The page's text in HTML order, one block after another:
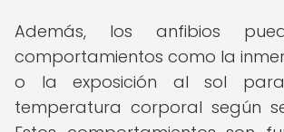
Además, los anfibios
comportamientos como la
o la exposición al sol
temperatura corporal según